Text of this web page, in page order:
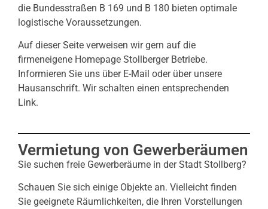
die Bundesstraßen B 169 und B 180 bieten optimale
logistische Voraussetzungen.
Auf dieser Seite verweisen wir gern auf die
firmeneigene Homepage Stollberger Betriebe.
Informieren Sie uns über E-Mail oder über unsere
Hausanschrift. Wir schalten einen entsprechenden
Link.
Vermietung von Gewerberäumen
Sie suchen freie Gewerberäume in der Stadt Stollberg?
Schauen Sie sich einige Objekte an. Vielleicht finden
Sie geeignete Räumlichkeiten, die Ihren Vorstellungen